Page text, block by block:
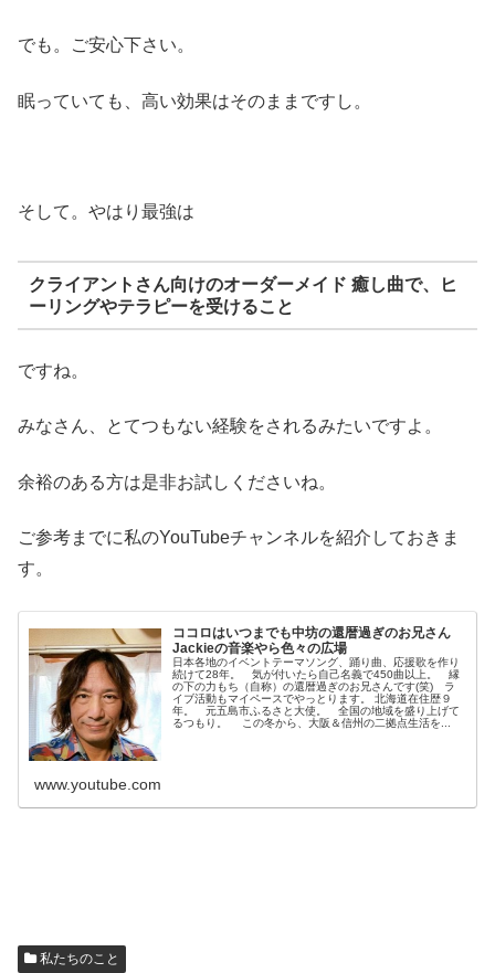
でも。ご安心下さい。
眠っていても、高い効果はそのままですし。
そして。やはり最強は
クライアントさん向けのオーダーメイド 癒し曲で、ヒ
ーリングやテラピーを受けること
ですね。
みなさん、とてつもない経験をされるみたいですよ。
余裕のある方は是非お試しくださいね。
ご参考までに私のYouTubeチャンネルを紹介しておきま
す。
ココロはいつまでも中坊の還暦過ぎのお兄さん
Jackieの音楽やら色々の広場
日本各地のイベントテーマソング、踊り曲、応援歌を作り
続けて28年。 気が付いたら自己名義で450曲以上。 縁
の下の力もち（自称）の還暦過ぎのお兄さんです(笑) ラ
イブ活動もマイペースでやっとります。 北海道在住歴９
年。 元五島市ふるさと大使。 全国の地域を盛り上げて
るつもり。 この冬から、大阪＆信州の二拠点生活を...
www.youtube.com
私たちのこと